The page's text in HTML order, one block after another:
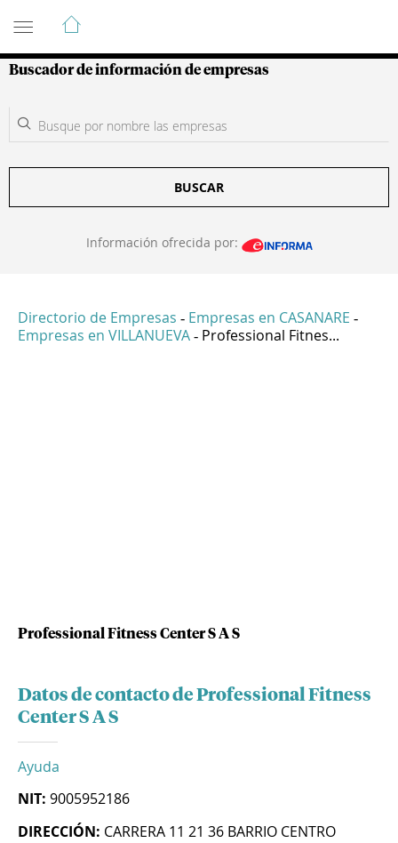
Guía de Empresas Colombianas
Buscador de información de empresas
BUSCAR
Información ofrecida por:
Directorio de Empresas - Empresas en CASANARE -
Empresas en VILLANUEVA - Professional Fitnes...
Professional Fitness Center S A S
Datos de contacto de Professional Fitness
Center S A S
Ayuda
NIT: 9005952186
DIRECCIÓN: CARRERA 11 21 36 BARRIO CENTRO